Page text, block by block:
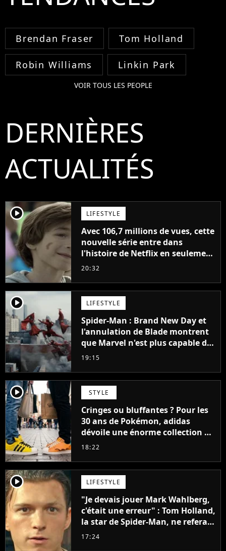
Brendan Fraser Tom Holland
Robin Williams Linkin Park
VOIR TOUS LES PEOPLE
DERNIÈRES
ACTUALITÉS
player2 LIFESTYLE
Avec 106,7 millions de vues, cette
nouvelle série entre dans
l'histoire de Netflix en seulement
48 jours
20:32
player2 LIFESTYLE
Spider-Man : Brand New Day et
l'annulation de Blade montrent
que Marvel n'est plus capable de
faire quoi que ce soit de simple
19:15
player2 STYLE
Cringes ou bluffantes ? Pour les
30 ans de Pokémon, adidas
dévoile une énorme collection de
sneakers et je ne sais pas quoi en
18:22
player2 LIFESTYLE
"Je devais jouer Mark Wahlberg,
c'était une erreur" : Tom Holland,
la star de Spider-Man, ne referait
pas ce blockbuster
17:24